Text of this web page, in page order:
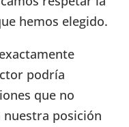
hemos elegido.
podría
que no
nuestra posición